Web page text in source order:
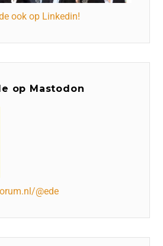
ook op Linkedin!
op Mastodon
@ede